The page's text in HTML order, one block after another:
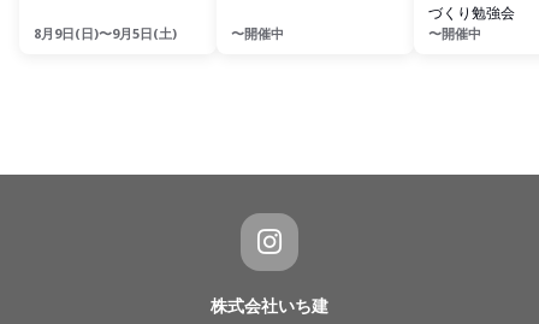
8月9日(日)〜9月5日(土) 〜開催中
づくり勉強会
〜開催中
株式会社いち建